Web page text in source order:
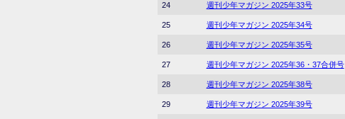
24 週刊少年マガジン 2025年33号
25 週刊少年マガジン 2025年34号
26 週刊少年マガジン 2025年35号
27 週刊少年マガジン 2025年36・37合併号
28 週刊少年マガジン 2025年38号
29 週刊少年マガジン 2025年39号